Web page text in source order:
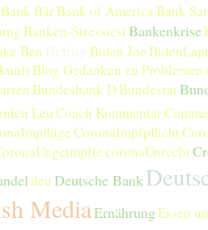
Bank BärBank of AmericaBank
Banken-StresstestBankenkrise
Ben Biden Joe
Blog Gedanken zu Problemen
Bundesbank DBundesrat
LeuCoach Kommentar
CoronaImpfpflicht
coronaUnrecht
deuDeutsche Bank
MediaErnährungEssen